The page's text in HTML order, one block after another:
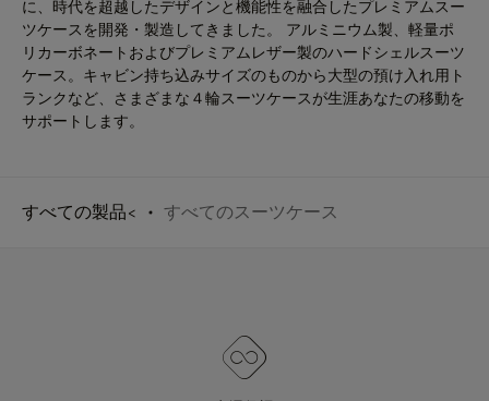
に、時代を超越したデザインと機能性を融合したプレミアムスー
ツケースを開発・製造してきました。 アルミニウム製、軽量ポ
リカーボネートおよびプレミアムレザー製のハードシェルスーツ
ケース。キャビン持ち込みサイズのものから大型の預け入れ用ト
ランクなど、さまざまな４輪スーツケースが生涯あなたの移動を
サポートします。
すべての製品< すべてのスーツケース